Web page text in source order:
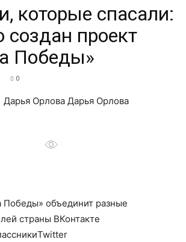
и
о
нем
которые спасали:
создан проект
Победы»
0
Орлова Дарья Орлова
Победы» объединит разные
страны ВКонтакте